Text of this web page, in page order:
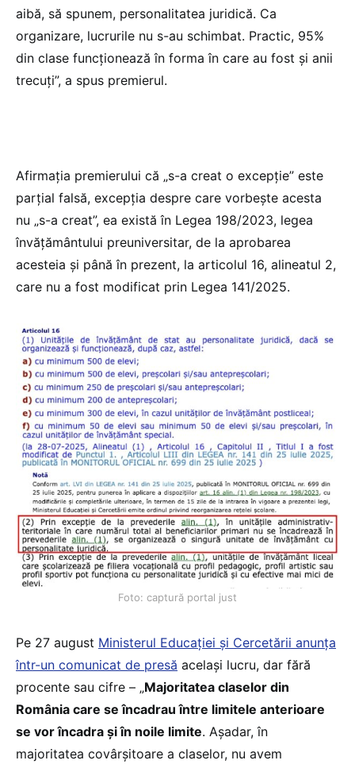
aibă, să spunem, personalitatea juridică. Ca
organizare, lucrurile nu s-au schimbat. Practic, 95%
din clase funcționează în forma în care au fost și anii
trecuți”, a spus premierul.
Afirmația premierului că „s-a creat o excepție” este
parțial falsă, excepția despre care vorbește acesta
nu „s-a creat”, ea există în Legea 198/2023, legea
învățământului preuniversitar, de la aprobarea
acesteia și până în prezent, la articolul 16, alineatul 2,
care nu a fost modificat prin Legea 141/2025.
Foto: captură portal just
Pe 27 august Ministerul Educației și Cercetării anunța
într-un comunicat de presă același lucru, dar fără
procente sau cifre – „Majoritatea claselor din
România care se încadrau între limitele anterioare
se vor încadra și în noile limite. Așadar, în
majoritatea covârșitoare a claselor, nu avem